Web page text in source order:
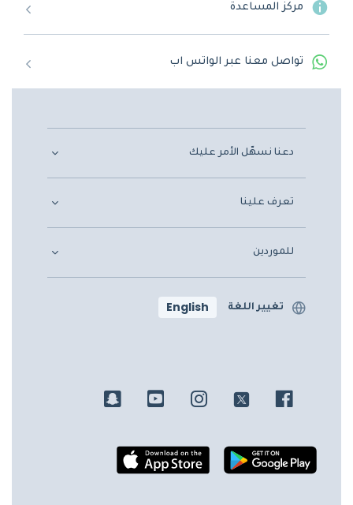
مركز المساعدة
تواصل معنا عبر الواتس اب
دعنا نسهّل الأمر عليك
تعرف علينا
للموردين
تغيير اللغة English